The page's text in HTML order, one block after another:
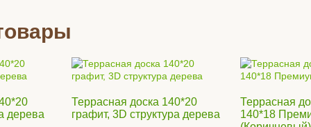
Купить
дерева
Террасная доска 140*20
графит, 3D структура дерева
Террасная
140*18